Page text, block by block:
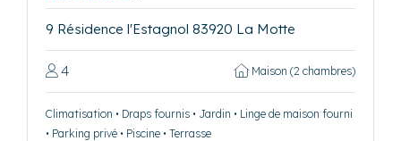
9 Résidence l'Estagnol 83920 La Motte
4 Maison (2 chambres)
Climatisation • Draps fournis • Jardin • Linge de maison fourni
• Parking privé • Piscine • Terrasse